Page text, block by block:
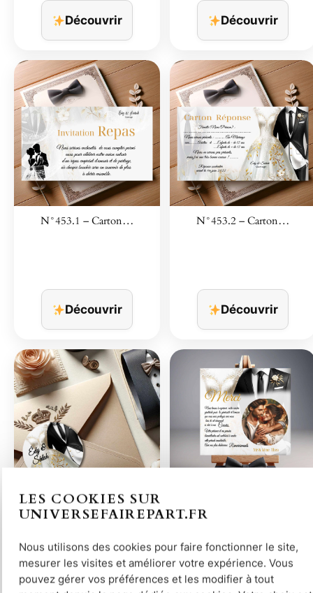
Découvrir Découvrir
N°453.1 – Carton…
Découvrir
N°453.2 – Carton…
Découvrir
N°453.3 – Rond… N°453.4 – Remerciement…
LES COOKIES SUR
UNIVERSEFAIREPART.FR
Nous utilisons des cookies pour faire fonctionner le site,
mesurer les visites et améliorer votre expérience. Vous
pouvez gérer vos préférences et les modifier à tout